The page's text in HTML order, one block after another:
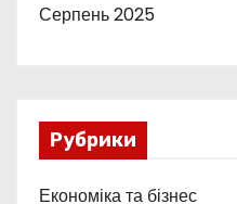
Серпень 2025
Рубрики
Економіка та бізнес